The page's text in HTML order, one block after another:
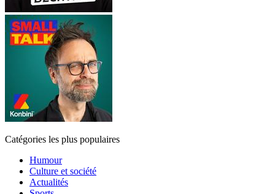
Catégories les plus populaires
Humour
Culture et société
Actualités